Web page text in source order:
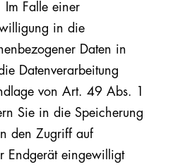
Im Falle einer
in die
Daten in
Datenverarbeitung
von Art. 49 Abs. 1
Sie in die Speicherung
den Zugriff auf
Endgerät eingewilligt